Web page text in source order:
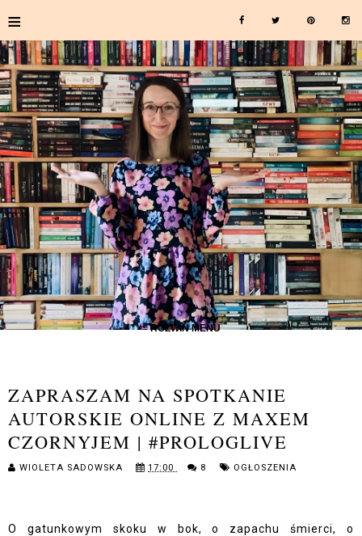
≡
≡ ROZWIŃ MENU
ZAPRASZAM NA SPOTKANIE
AUTORSKIE ONLINE Z MAXEM
CZORNYJEM | #PROLOGLIVE
WIOLETA SADOWSKA 17:00 8 OGŁOSZENIA
O gatunkowym skoku w bok, o zapachu śmierci, o